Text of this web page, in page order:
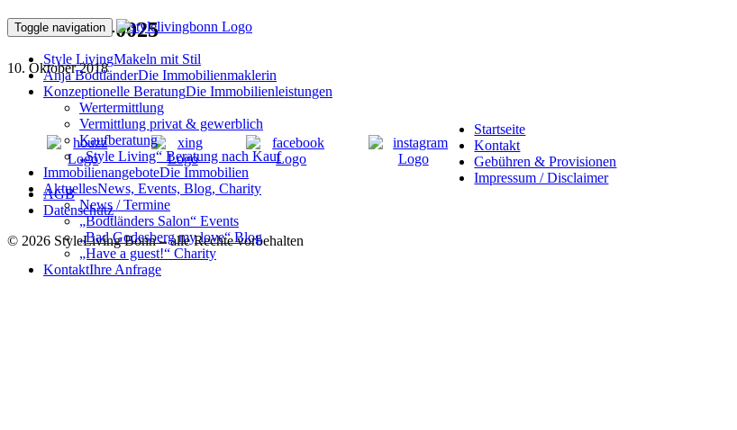
Toggle navigation
Style LivingMakeln mit Stil
Anja BodtländerDie Immobilienmaklerin
Konzeptionelle BeratungDie Immobilienleistungen
Wertermittlung
Vermittlung privat & gewerblich
Kaufberatung
„Style Living“ Beratung nach Kauf
ImmobilienangeboteDie Immobilien
AktuellesNews, Events, Blog, Charity
News / Termine
„Bodtländers Salon“ Events
„Bad Godesberg my love“ Blog
„Have a guest!“ Charity
KontaktIhre Anfrage
181001Okt-0025
10. Oktober 2018
Startseite
Kontakt
Gebühren & Provisionen
Impressum / Disclaimer
AGB
Datenschutz
© 2026 StyleLiving Bonn – alle Rechte vorbehalten